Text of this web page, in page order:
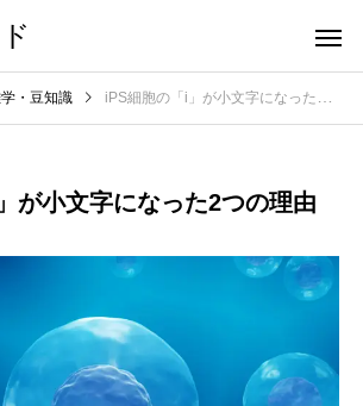
・豆知識 iPS細胞の「i」が小文字になった2つの理由
が小文字になった2つの理由